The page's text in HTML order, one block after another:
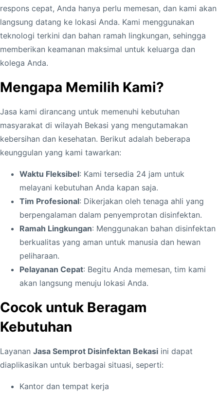
respons cepat, Anda hanya perlu memesan, dan kami akan
langsung datang ke lokasi Anda. Kami menggunakan
teknologi terkini dan bahan ramah lingkungan, sehingga
memberikan keamanan maksimal untuk keluarga dan
kolega Anda.
Mengapa Memilih Kami?
Jasa kami dirancang untuk memenuhi kebutuhan
masyarakat di wilayah Bekasi yang mengutamakan
kebersihan dan kesehatan. Berikut adalah beberapa
keunggulan yang kami tawarkan:
Waktu Fleksibel: Kami tersedia 24 jam untuk
melayani kebutuhan Anda kapan saja.
Tim Profesional: Dikerjakan oleh tenaga ahli yang
berpengalaman dalam penyemprotan disinfektan.
Ramah Lingkungan: Menggunakan bahan disinfektan
berkualitas yang aman untuk manusia dan hewan
peliharaan.
Pelayanan Cepat: Begitu Anda memesan, tim kami
akan langsung menuju lokasi Anda.
Cocok untuk Beragam
Kebutuhan
Layanan Jasa Semprot Disinfektan Bekasi ini dapat
diaplikasikan untuk berbagai situasi, seperti:
Kantor dan tempat kerja